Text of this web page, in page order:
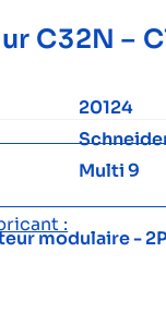
C32N –
20124
Multi 9
:
modulaire -